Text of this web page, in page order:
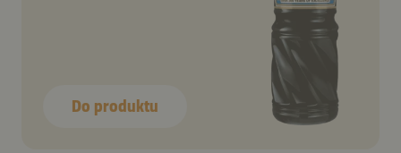
Do produktu